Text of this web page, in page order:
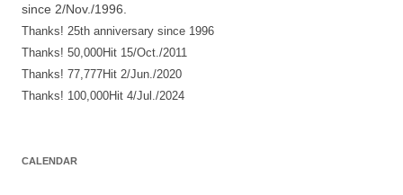
ョ
ン
since 2/Nov./1996.
Thanks! 25th anniversary since 1996
Thanks! 50,000Hit 15/Oct./2011
Thanks! 77,777Hit 2/Jun./2020
Thanks! 100,000Hit 4/Jul./2024
CALENDAR